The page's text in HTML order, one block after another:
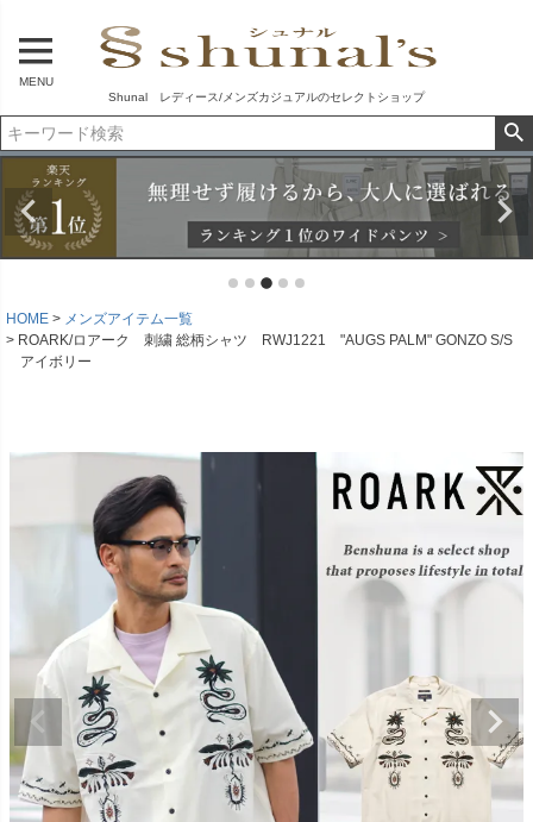
MENU
Shunal レディース/メンズカジュアルのセレクトショップ
HOME
メンズアイテム一覧
ROARK/ロアーク 刺繍 総柄シャツ RWJ1221 "AUGS PALM" GONZO S/S
アイボリー